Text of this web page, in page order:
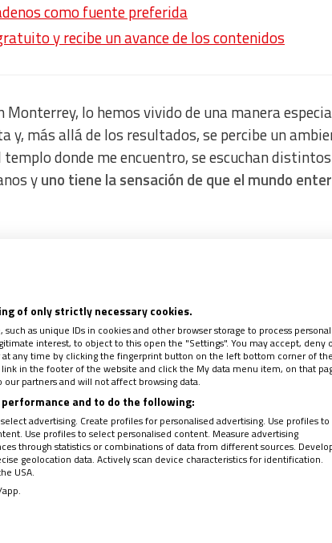
como fuente preferida
y recibe un avance de los contenidos
Monterrey, lo hemos vivido de una manera
y, más allá de los resultados, se percibe un
templo donde me encuentro, se escuchan
yuno tiene la sensación de que el mundo
partidos ya han dejado sorpresas. Equipos
y jugadores que comienzan a escribir
no sucede dentro de la cancha.
pasó casi desapercibida, ya que antes de su
en Monterrey para orar. En medio del
aquellos futbolistas buscaron un momento de
of only strictly necessary cookies.
as unique IDs in cookies and other browser storage to process personal
interest, to object to this open the "Settings". You may accept, deny
any time by clicking the fingerprint button on the left bottom corner of the
in the footer of the website and click the My data menu item, on that
partners and will not affect browsing data.
and to do the following:
advertising. Create profiles for personalised advertising. Use profiles to
Use profiles to select personalised content. Measure advertising
through statistics or combinations of data from different sources.
geolocation data. Actively scan device characteristics for identification.
USA.